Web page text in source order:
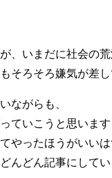
、いまだに社会の荒
そろそろ嫌気が差し
ながらも、
ていこうと思います
やったほうがいいは
んどん記事にしてい